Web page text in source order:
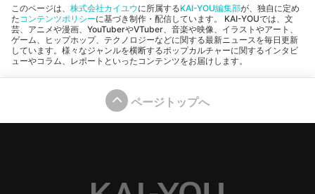
このページは、 株式会社カイユウに所属するKAI-YOU編集部が、独自に定め
た コンテンツポリシーに基づき制作・配信しています。 KAI-YOUでは、文
芸、アニメや漫画、YouTuberやVTuber、音楽や映像、イラストやアート、
ゲーム、ヒップホップ、テクノロジーなどに関する最新ニュースを毎日更新
しています。様々なジャンルを横断するポップカルチャーに関するインタビ
ューやコラム、レポートといったコンテンツをお届けします。
ページトップへ